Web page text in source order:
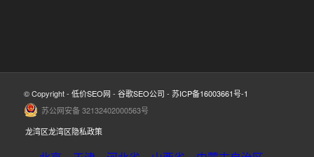
© Copyright - 低价SEO网 - 谷歌SEO公司 - 苏ICP备16003661号-1
苏公网安备 32132402000563号
龙湾区龙湾区隐私政策